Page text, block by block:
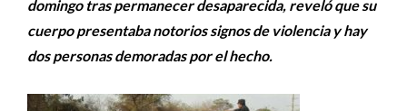
domingo tras permanecer desaparecida, reveló que su
cuerpo presentaba notorios signos de violencia y hay
dos personas demoradas por el hecho.